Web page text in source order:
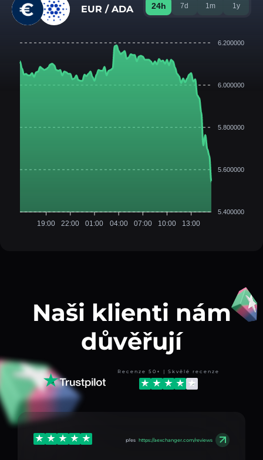
EUR / ADA 24h 7d 1m 1y
6.200000
6.000000
5.800000
5.600000
5.400000
19:00 22:00 01:00 04:00 07:00 10:00 13:00
Naši klienti nám
důvěřují
Recenze 50+ | Skvělé recenze
přes https://aexchanger.com/reviews